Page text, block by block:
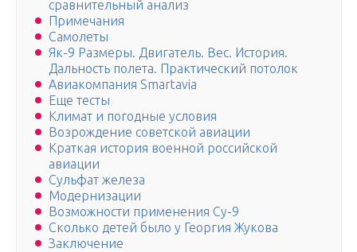
сравнительный анализ
Примечания
Самолеты
Як-9 Размеры. Двигатель. Вес. История.
Дальность полета. Практический потолок
Авиакомпания Smartavia
Еще тесты
Климат и погодные условия
Возрождение советской авиации
Краткая история военной российской
авиации
Сульфат железа
Модернизации
Возможности применения Су-9
Сколько детей было у Георгия Жукова
Заключение